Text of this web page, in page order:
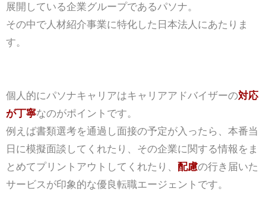
展開している企業グループであるパソナ。
その中で人材紹介事業に特化した日本法人にあたりま
す。
個人的にパソナキャリアはキャリアアドバイザーの対応
が丁寧なのがポイントです。
例えば書類選考を通過し面接の予定が入ったら、本番当
日に模擬面談してくれたり、その企業に関する情報をま
とめてプリントアウトしてくれたり、 配慮の行き届いた
サービスが印象的な優良転職エージェントです。